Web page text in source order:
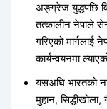
अङ्ग्रेज युद्धपछि
तत्कालीन नेपाले
गरिएको मार्गलाई
कार्यन्वयनमा
यसअघि भारतको
मुहान,